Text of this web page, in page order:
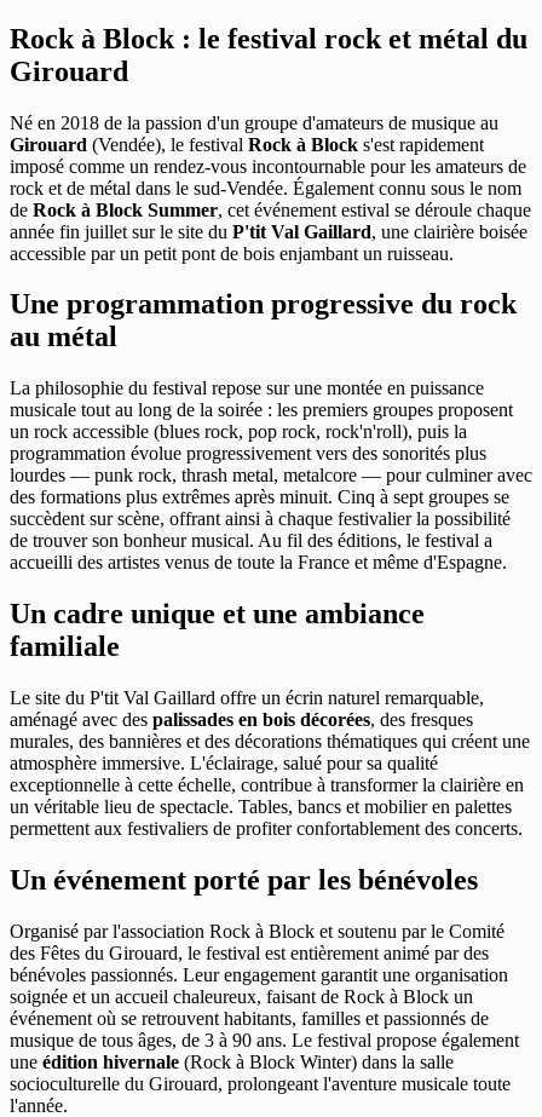
Rock à Block : le festival rock et métal du
Girouard
Né en 2018 de la passion d'un groupe d'amateurs de musique au
Girouard (Vendée), le festival Rock à Block s'est rapidement
imposé comme un rendez-vous incontournable pour les amateurs de
rock et de métal dans le sud-Vendée. Également connu sous le nom
de Rock à Block Summer, cet événement estival se déroule chaque
année fin juillet sur le site du P'tit Val Gaillard, une clairière boisée
accessible par un petit pont de bois enjambant un ruisseau.
Une programmation progressive du rock
au métal
La philosophie du festival repose sur une montée en puissance
musicale tout au long de la soirée : les premiers groupes proposent
un rock accessible (blues rock, pop rock, rock'n'roll), puis la
programmation évolue progressivement vers des sonorités plus
lourdes — punk rock, thrash metal, metalcore — pour culminer avec
des formations plus extrêmes après minuit. Cinq à sept groupes se
succèdent sur scène, offrant ainsi à chaque festivalier la possibilité
de trouver son bonheur musical. Au fil des éditions, le festival a
accueilli des artistes venus de toute la France et même d'Espagne.
Un cadre unique et une ambiance
familiale
Le site du P'tit Val Gaillard offre un écrin naturel remarquable,
aménagé avec des palissades en bois décorées, des fresques
murales, des bannières et des décorations thématiques qui créent une
atmosphère immersive. L'éclairage, salué pour sa qualité
exceptionnelle à cette échelle, contribue à transformer la clairière en
un véritable lieu de spectacle. Tables, bancs et mobilier en palettes
permettent aux festivaliers de profiter confortablement des concerts.
Un événement porté par les bénévoles
Organisé par l'association Rock à Block et soutenu par le Comité
des Fêtes du Girouard, le festival est entièrement animé par des
bénévoles passionnés. Leur engagement garantit une organisation
soignée et un accueil chaleureux, faisant de Rock à Block un
événement où se retrouvent habitants, familles et passionnés de
musique de tous âges, de 3 à 90 ans. Le festival propose également
une édition hivernale (Rock à Block Winter) dans la salle
socioculturelle du Girouard, prolongeant l'aventure musicale toute
l'année.